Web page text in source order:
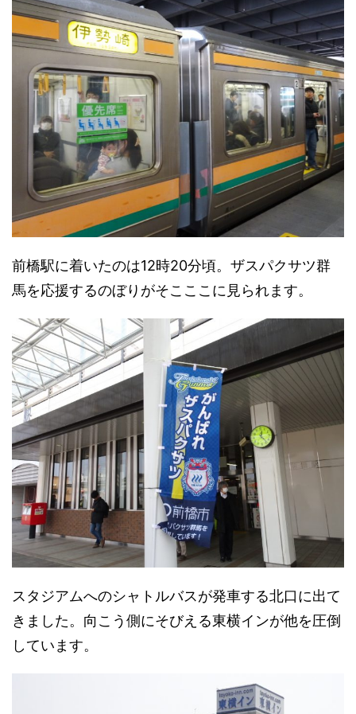
前橋駅に着いたのは12時20分頃。ザスパクサツ群
馬を応援するのぼりがそこここに見られます。
スタジアムへのシャトルバスが発車する北口に出て
きました。向こう側にそびえる東横インが他を圧倒
しています。